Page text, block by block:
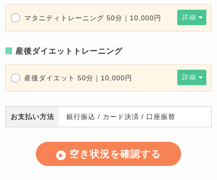
マタニティトレーニング 50分｜10,000円 詳細
産後ダイエットトレーニング
産後ダイエット 50分｜10,000円 詳細
お支払い方法 銀行振込 / カード決済 / 口座振替
空き状況を確認する